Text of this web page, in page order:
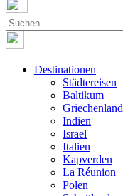
Destinationen
Städtereisen
Baltikum
Griechenland
Indien
Israel
Italien
Kapverden
La Réunion
Polen